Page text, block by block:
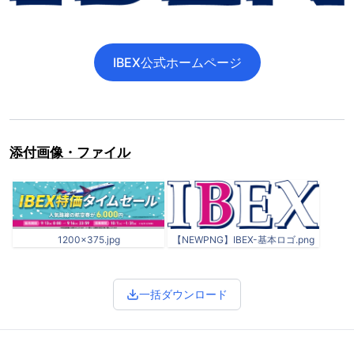
IBEX公式ホームページ
添付画像・ファイル
1200×375.jpg 【NEWPNG】IBEX-基本ロゴ.png
一括ダウンロード